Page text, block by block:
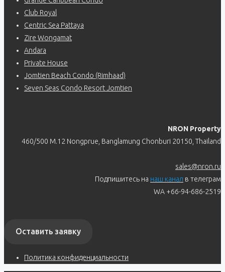
Club Royal
Centric Sea Pattaya
Zire Wongamat
Andara
Private House
Jomtien Beach Condo (Rimhaad)
Seven Seas Condo Resort Jomtien
NRON Property
460/500 M.12 Nongprue, Banglamung Chonburi 20150, Thailand
sales@nron.ru
Подпишитесь на наш канал в телеграм
WA +66-94-686-2519
Оставить заявку
Политика конфиденциальности